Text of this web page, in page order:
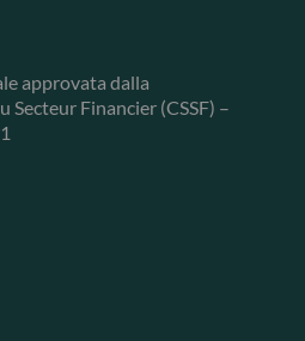
approvata dalla
Secteur Financier (CSSF) –